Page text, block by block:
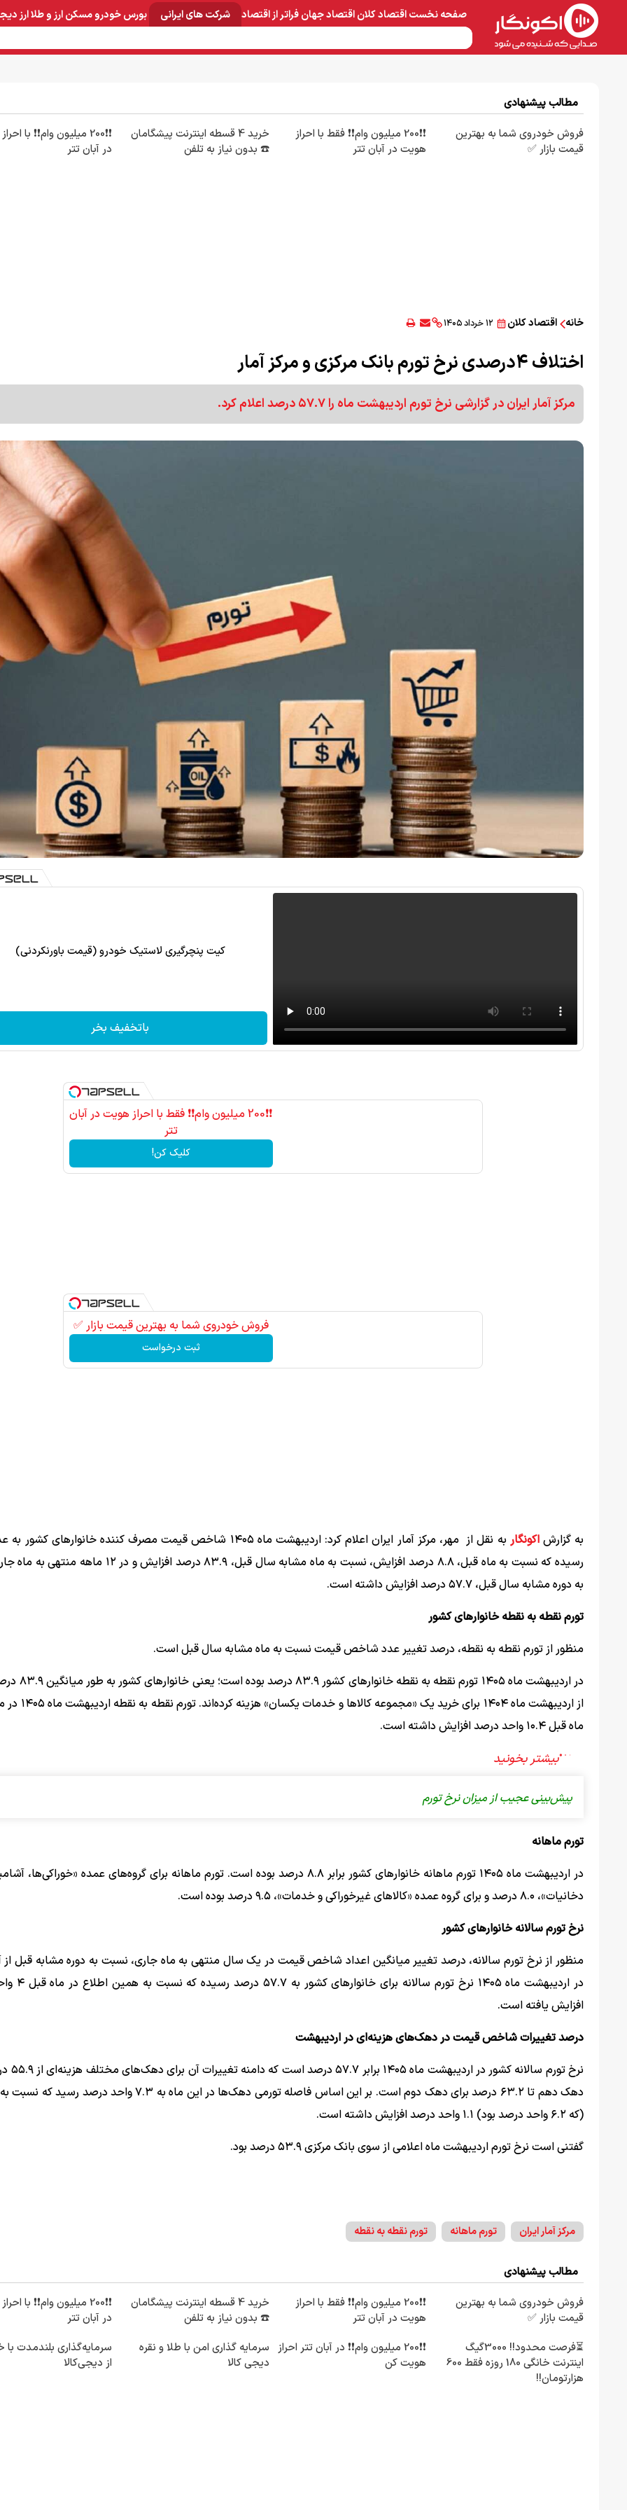
صفحه نخستاقتصاد کلاناقتصاد جهانفراتر از اقتصاد شرکت های ایرانی بورسخودرومسکنارز و طلاارز
مطالب پیشنهادی
فروش خودروی شما به بهترین
قیمت بازار ✅
❗❗200 میلیون وام❗❗ فقط با احراز
هویت در آبان تتر
خرید 4 قسطه اینترنت پیشگامان
☎️ بدون نیاز به تلفن
❗❗200 میلیون وام❗❗ با
در آبان تتر
خانه اقتصاد کلان ۱۲ خرداد ۱۴۰۵
اختلاف ۴درصدی نرخ تورم بانک مرکزی و مرکز آمار
مرکز آمار ایران در گزارشی نرخ تورم اردیبهشت ماه را ۵۷.۷ درصد اعلام کرد.
کیت پنچرگیری لاستیک خودرو (قیمت باورنکردنی)
باتخفیف بخر
❗❗200 میلیون وام❗❗ فقط با احراز هویت در آبان
تتر
کلیک کن!
فروش خودروی شما به بهترین قیمت بازار ✅
ثبت درخواست
به گزارشاکونگار
رسیده که نسبت به ماه قبل، ۸.۸ درصد افزایش، نسبت به ماه مشابه سال قبل، ۸۳.۹ درصد
به دوره مشابه سال قبل، ۵۷.۷ درصد افزایش داشته است.
تورم نقطه به نقطه خانوارهای کشور
منظور از تورم نقطه به نقطه، درصد تغییر عدد شاخص قیمت نسبت به ماه مشابه سال قبل است.
در اردیبهشت ماه ۱۴۰۵ تورم
از اردیبهشت ماه ۱۴۰۴ برای خرید
ماه قبل ۱۰.۴ واحد درصد افزایش داشته است.
پیش‌بینی عجیب از میزان نرخ تورم
تورم ماهانه
در اردیبهشت ماه ۱۴۰۵ تورم ماهانه خانوارهای کشور برابر ۸.۸ درصد بوده است. تورم ماهانه برای گروه‌های عمده
دخانیات»، ۸.۰ درصد و برای گروه عمده «کالاهای غیرخوراکی و خدمات»، ۹.۵ درصد بوده است.
نرخ تورم سالانه خانوارهای کشور
منظور از نرخ تورم سالانه، درصد تغییر میانگین اعداد شاخص قیمت در یک سال منتهی به ماه جاری، نسبت به دوره مشابه قبل
در اردیبهشت ماه ۱۴۰۵
افزایش یافته است.
درصد تغییرات شاخص قیمت در دهک‌های هزینه‌ای در اردیبهشت
نرخ تورم
دهک دهم تا ۶۳.۲ درصد برای دهک دوم است. بر این اساس فاصله تورمی دهک‌ها در این ماه به ۷.۳ واحد
(که ۶.۲ واحد درصد بود) ۱.۱ واحد درصد افزایش داشته است.
گفتنی است نرخ تورم اردیبهشت ماه اعلامی از سوی بانک مرکزی ۵۳.۹ درصد بود.
مرکز آمار ایران تورم ماهانه تورم نقطه به نقطه
مطالب پیشنهادی
فروش خودروی شما به بهترین
قیمت بازار ✅
❗❗200 میلیون وام❗❗ فقط با احراز
هویت در آبان تتر
خرید 4 قسطه اینترنت پیشگامان
☎️ بدون نیاز به تلفن
❗❗200 میلیون وام❗❗ با
در آبان تتر
⏳فرصت محدود!! 3000گیگ
اینترنت خانگی 180 روزه فقط 600
هزارتومان!!
❗❗200 میلیون وام❗❗ در آبان تتر احراز
هویت کن
سرمایه گذاری امن با طلا و نقره
دیجی کالا
سرمایه‌گذاری بلندمدت با
از دیجی‌کالا